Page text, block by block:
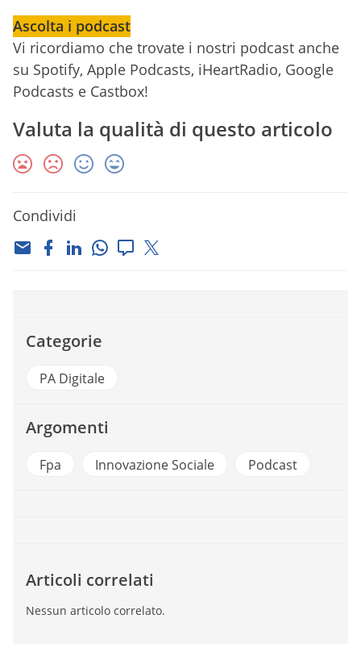
Ascolta i podcast
Vi ricordiamo che trovate i nostri podcast anche
su Spotify, Apple Podcasts, iHeartRadio, Google
Podcasts e Castbox!
Valuta la qualità di questo articolo
Condividi
Categorie
PA Digitale
Argomenti
Fpa Innovazione Sociale Podcast
Articoli correlati
Nessun articolo correlato.